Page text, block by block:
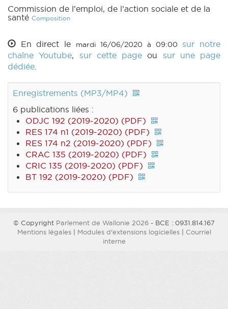
Commission de l'emploi, de l’action sociale et de la
santé Composition
En direct le mardi 16/06/2020 à 09:00
sur notre
chaîne Youtube, sur cette page ou sur une page
dédiée.
Enregistrements (MP3/MP4)
6 publications liées :
ODJC 192 (2019-2020) (PDF)
RES 174 n1 (2019-2020) (PDF)
RES 174 n2 (2019-2020) (PDF)
CRAC 135 (2019-2020) (PDF)
CRIC 135 (2019-2020) (PDF)
BT 192 (2019-2020) (PDF)
© Copyright Parlement de Wallonie 2026 - BCE : 0931.814.167
Mentions légales| Modules d'extensions logicielles| Courriel
interne